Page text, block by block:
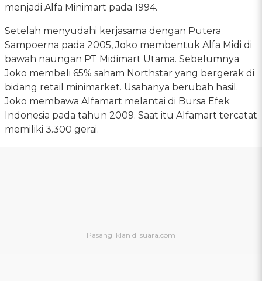
menjadi Alfa Minimart pada 1994.
Setelah menyudahi kerjasama dengan Putera
Sampoerna pada 2005, Joko membentuk Alfa Midi di
bawah naungan PT Midimart Utama. Sebelumnya
Joko membeli 65% saham Northstar yang bergerak di
bidang retail minimarket. Usahanya berubah hasil.
Joko membawa Alfamart melantai di Bursa Efek
Indonesia pada tahun 2009. Saat itu Alfamart tercatat
memiliki 3.300 gerai.